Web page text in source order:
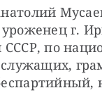
г.
по
служащих,